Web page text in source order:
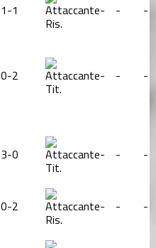
1-1
Ris.
- - -
0-2
Tit.
- - -
3-0
Tit.
- - -
0-2
Ris.
- - -